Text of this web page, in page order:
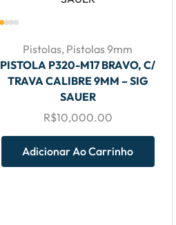
Pistolas, Pistolas 9mm
PISTOLA P320-M17 BRAVO, C/
TRAVA CALIBRE 9MM – SIG
SAUER
R$10,000.00
Adicionar Ao Carrinho